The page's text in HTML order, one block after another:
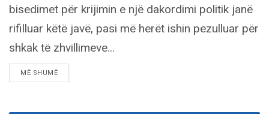
bisedimet për krijimin e një dakordimi politik janë
rifilluar këtë javë, pasi më herët ishin pezulluar për
shkak të zhvillimeve...
MË SHUMËDETAILS